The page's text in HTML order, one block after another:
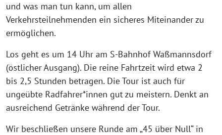
und was man tun kann, um allen
Verkehrsteilnehmenden ein sicheres Miteinander zu
ermöglichen.
Los geht es um 14 Uhr am S-Bahnhof Waßmannsdorf
(östlicher Ausgang). Die reine Fahrtzeit wird etwa 2
bis 2,5 Stunden betragen. Die Tour ist auch für
ungeübte Radfahrer*innen gut zu meistern. Denkt an
ausreichend Getränke während der Tour.
Wir beschließen unsere Runde am „45 über Null“ in